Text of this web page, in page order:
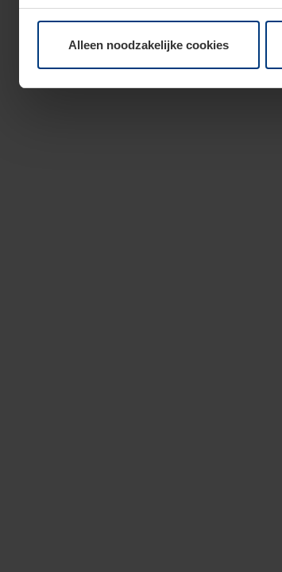
moment bij de uitleg van de cookies op
Alleen noodzakelijke cookies